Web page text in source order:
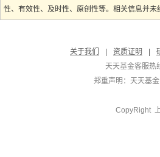
性、有效性、及时性、原创性等。相关信息并
关于我们
资质证明
天天基金客服热
郑重声明： 天天基
CopyRight